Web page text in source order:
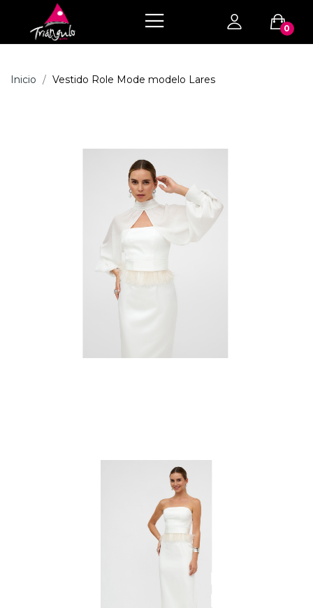
0
Inicio Vestido Role Mode modelo Lares